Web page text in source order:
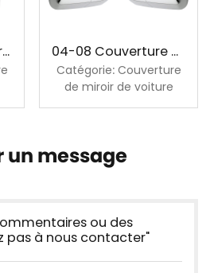
02-09 Chevy Chevrolet Trailblazer GMC Envoy Couvercle de rétroviseur chromé 04-08 Couverture de rétroviseur chromé de Ford F150
Catégorie: Couverture
de miroir de voiture
un message
ou des
pas à nous contacter"